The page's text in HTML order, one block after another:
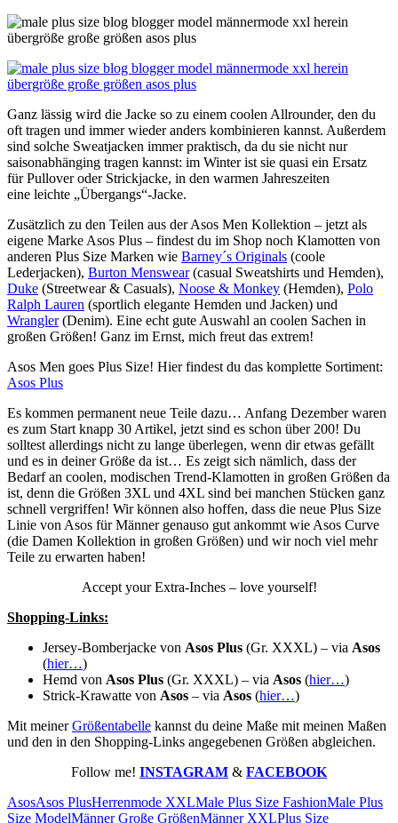
Ganz lässig wird die Jacke so zu einem coolen Allrounder, den du
oft tragen und immer wieder anders kombinieren kannst. Außerdem
sind solche Sweatjacken immer praktisch, da du sie nicht nur
saisonabhänging tragen kannst: im Winter ist sie quasi ein Ersatz
für Pullover oder Strickjacke, in den warmen Jahreszeiten
eine leichte „Übergangs“-Jacke.
Zusätzlich zu den Teilen aus der Asos Men Kollektion – jetzt als
eigene Marke Asos Plus – findest du im Shop noch Klamotten von
anderen Plus Size Marken wie Barney´s Originals (coole
Lederjacken), Burton Menswear(casual Sweatshirts und Hemden),
Duke (Streetwear & Casuals), Noose & Monkey (Hemden), Polo
Ralph Lauren (sportlich elegante Hemden und Jacken) und
Wrangler(Denim). Eine echt gute Auswahl an coolen Sachen in
großen Größen! Ganz im Ernst, mich freut das extrem!
Asos Men goes Plus Size! Hier findest du das komplette Sortiment:
Asos Plus
Es kommen permanent neue Teile dazu… Anfang Dezember waren
es zum Start knapp 30 Artikel, jetzt sind es schon über 200! Du
solltest allerdings nicht zu lange überlegen, wenn dir etwas gefällt
und es in deiner Größe da ist… Es zeigt sich nämlich, dass der
Bedarf an coolen, modischen Trend-Klamotten in großen Größen da
ist, denn die Größen 3XL und 4XL sind bei manchen Stücken ganz
schnell vergriffen! Wir können also hoffen, dass die neue Plus Size
Linie von Asos für Männer genauso gut ankommt wie Asos Curve
(die Damen Kollektion in großen Größen) und wir noch viel mehr
Teile zu erwarten haben!
Accept your Extra-Inches – love yourself!
Shopping-Links:
Jersey-Bomberjacke von Asos Plus (Gr. XXXL) – via Asos
(hier…)
Hemd von Asos Plus (Gr. XXXL) – via Asos (hier…)
Strick-Krawatte von Asos – via Asos (hier…)
Mit meinerGrößentabelle kannst du deine Maße mit meinen Maßen
und den in den Shopping-Links angegebenen Größen abgleichen.
Follow me! INSTAGRAM & FACEBOOK
AsosAsos PlusHerrenmode XXLMale Plus Size FashionMale Plus
Size ModelMänner Große GrößenMänner XXLPlus Size